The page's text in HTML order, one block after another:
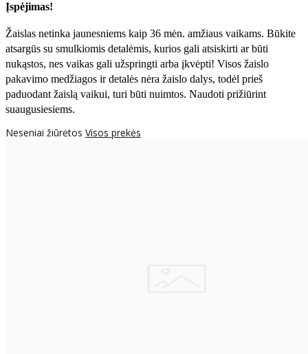
Įspėjimas!
Žaislas netinka jaunesniems kaip 36 mėn. amžiaus vaikams. Būkite
atsargūs su smulkiomis detalėmis, kurios gali atsiskirti ar būti
nukąstos, nes vaikas gali užspringti arba įkvėpti! Visos žaislо
pakavimo medžiagos ir detalės nėra žaislo dalys, todėl prieš
paduodant žaislą vaikui, turi būti nuimtos. Naudoti prižiūrint
suaugusiesiems.
Neseniai žiūrėtos Visos prekės